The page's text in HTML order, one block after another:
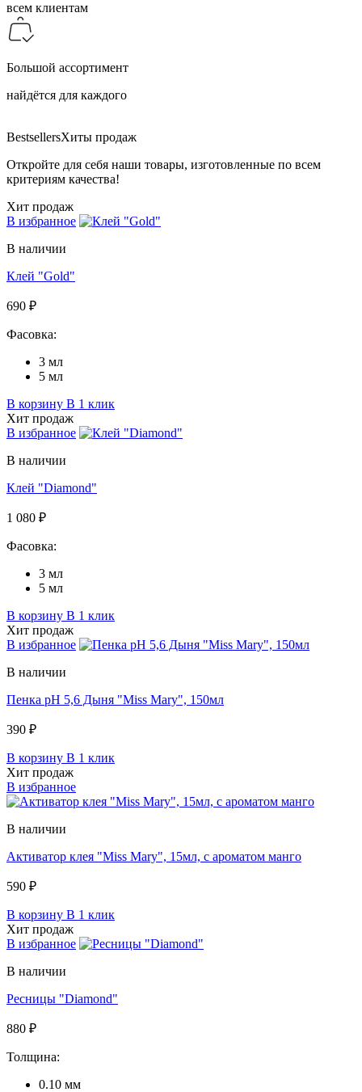
всем клиентам
Большой ассортимент
найдётся для каждого
BestsellersХиты продаж
Откройте для себя наши товары, изготовленные по всем
критериям качества!
Хит продаж
В избранное
В наличии
Клей "Gold"
690 ₽
Фасовка:
3 мл
5 мл
В корзину В 1 клик
Хит продаж
В избранное
В наличии
Клей "Diamond"
1 080 ₽
Фасовка:
3 мл
5 мл
В корзину В 1 клик
Хит продаж
В избранное
В наличии
Пенка pH 5,6 Дыня "Miss Mary", 150мл
390 ₽
В корзину В 1 клик
Хит продаж
В избранное
В наличии
Активатор клея "Miss Mary", 15мл, c ароматом манго
590 ₽
В корзину В 1 клик
Хит продаж
В избранное
В наличии
Ресницы "Diamond"
880 ₽
Толщина:
0.10 мм